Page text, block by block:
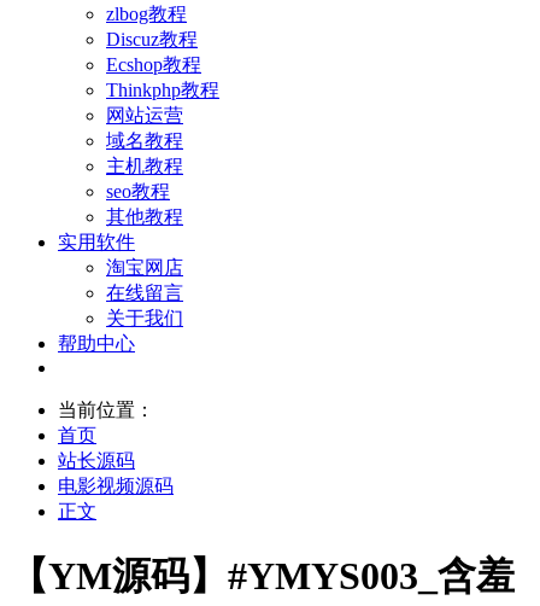
zlbog教程
Discuz教程
Ecshop教程
Thinkphp教程
网站运营
域名教程
主机教程
seo教程
其他教程
实用软件
淘宝网店
在线留言
关于我们
帮助中心
当前位置：
首页
站长源码
电影视频源码
正文
【YM源码】#YMYS003_含羞